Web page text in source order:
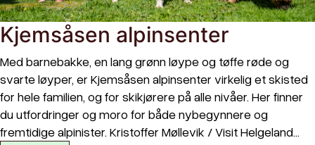
Kjemsåsen alpinsenter
Med barnebakke, en lang grønn løype og tøffe røde og
svarte løyper, er Kjemsåsen alpinsenter virkelig et skisted
for hele familien, og for skikjørere på alle nivåer. Her finner
du utfordringer og moro for både nybegynnere og
fremtidige alpinister. Kristoffer Møllevik / Visit Helgeland…